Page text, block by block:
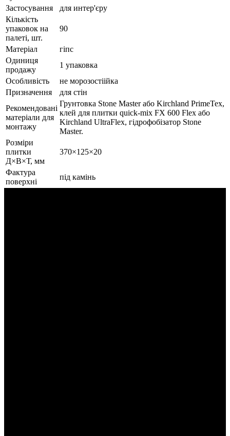
Застосування
для интер'єру
Кількість
упаковок на
палеті, шт.
90
Матеріал
гіпс
Одиниця
продажу
1 упаковка
Особливість
не морозостіійка
Призначення
для стін
Рекомендовані
матеріали для
монтажу
Грунтовка Stone Master або Kirchland PrimeTex,
клей для плитки quick-mix FX 600 Flex або
Kirchland UltraFlex, гідрофобізатор Stone
Master.
Розміри
плитки
Д×В×Т, мм
370×125×20
Фактура
поверхні
під камінь